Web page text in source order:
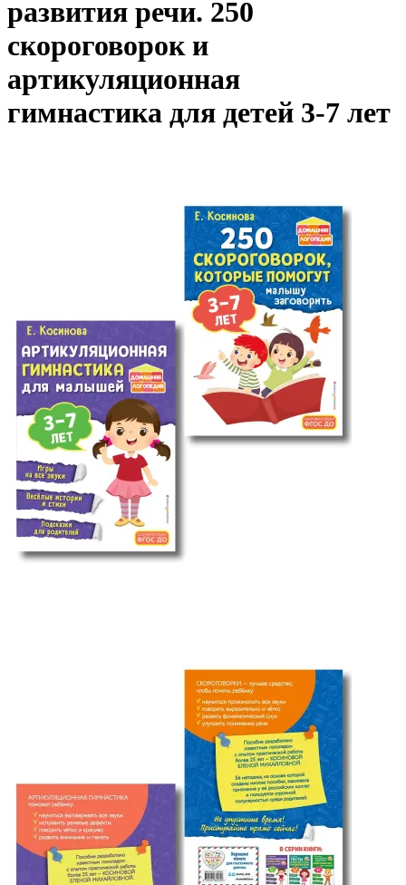
развития речи. 250
скороговорок и
артикуляционная
гимнастика для детей 3-7 лет